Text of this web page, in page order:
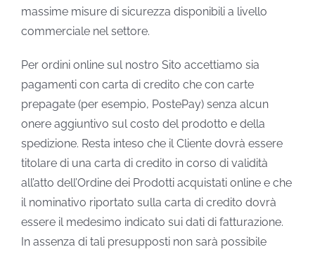
massime misure di sicurezza disponibili a livello
commerciale nel settore.
Per ordini online sul nostro Sito accettiamo sia
pagamenti con carta di credito che con carte
prepagate (per esempio, PostePay) senza alcun
onere aggiuntivo sul costo del prodotto e della
spedizione. Resta inteso che il Cliente dovrà essere
titolare di una carta di credito in corso di validità
all’atto dell’Ordine dei Prodotti acquistati online e che
il nominativo riportato sulla carta di credito dovrà
essere il medesimo indicato sui dati di fatturazione.
In assenza di tali presupposti non sarà possibile